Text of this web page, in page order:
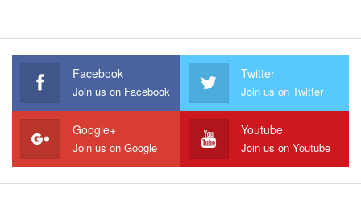
Facebook
Join us on Facebook
Twitter
Join us on Twitter
Google+
Join us on Google
Youtube
Join us on Youtube